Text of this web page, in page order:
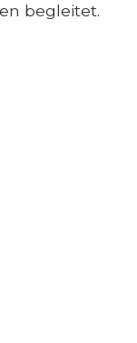
begleitet.